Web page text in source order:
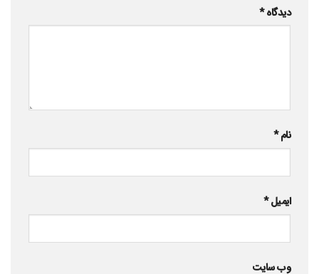
دیدگاه*
نام*
ایمیل*
وب‌ سایت